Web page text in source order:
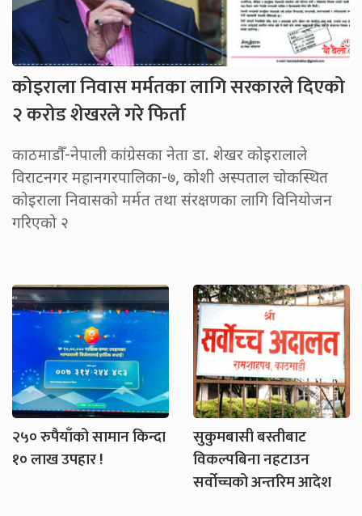
कोइराला निवास मर्मतका लागि सरकारले दिएको
२ करोड शेखरले गरे फिर्ता
काठमाडौँ-नेपाली कांग्रेसका नेता डा. शेखर कोइरालाले
विराटनगर महानगरपालिका-७, कोशी अस्पताल चोकस्थित
कोइराला निवासको मर्मत तथा संरक्षणका लागि विनियोजन
गरिएको २
२५० रुपैयाँको सामान किन्दा
१० लाख उपहार !
सुकुमबासी बस्तीबाट
विकल्पबिना नहटाउन
सर्वोच्चको अन्तरिम आदेश